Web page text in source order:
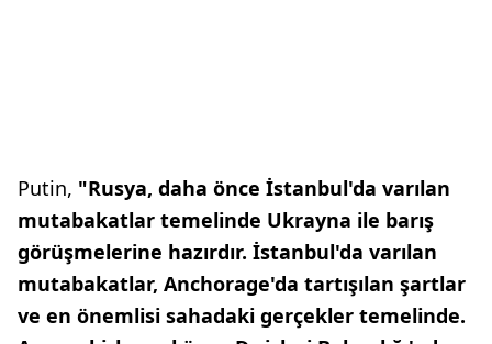
Putin, "Rusya, daha önce İstanbul'da varılan
mutabakatlar temelinde Ukrayna ile barış
görüşmelerine hazırdır. İstanbul'da varılan
mutabakatlar, Anchorage'da tartışılan şartlar
ve en önemlisi sahadaki gerçekler temelinde.